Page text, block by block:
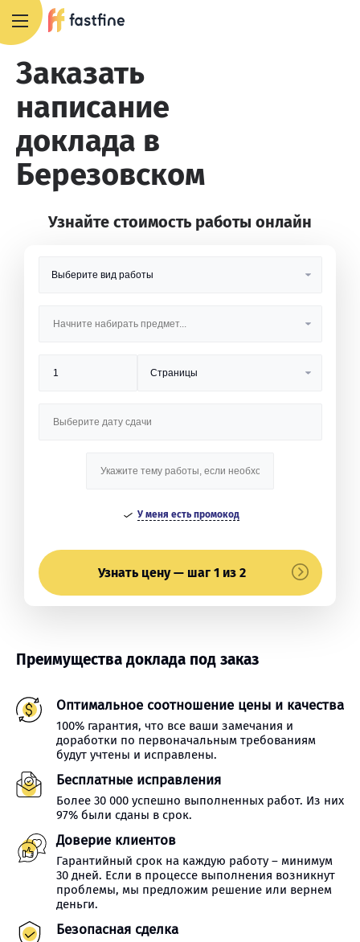
Заказать
написание
доклада в
Березовском
Узнайте стоимость работы онлайн
У меня есть промокод
Узнать цену — шаг 1 из 2
Преимущества доклада под заказ
Оптимальное соотношение цены и качества
100% гарантия, что все ваши замечания и
доработки по первоначальным требованиям
будут учтены и исправлены.
Бесплатные исправления
Более 30 000 успешно выполненных работ. Из них
97% были сданы в срок.
Доверие клиентов
Гарантийный срок на каждую работу – минимум
30 дней. Если в процессе выполнения возникнут
проблемы, мы предложим решение или вернем
деньги.
Безопасная сделка